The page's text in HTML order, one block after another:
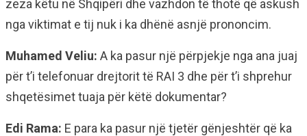
zeza këtu në Shqipëri dhe vazhdon të thotë që askush
nga viktimat e tij nuk i ka dhënë asnjë prononcim.
Muhamed Veliu: A ka pasur një përpjekje nga ana juaj
për t’i telefonuar drejtorit të RAI 3 dhe për t’i shprehur
shqetësimet tuaja për këtë dokumentar?
Edi Rama: E para ka pasur një tjetër gënjeshtër që ka